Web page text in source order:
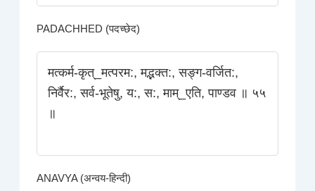
PADACHHED (पदच्छेद)
मत्कर्म-कृत्_मत्परम:, मद्भक्त:, सङ्ग-वर्जित:,
निर्वैर:, सर्व-भूतेषु, य:, स:, माम्_एति, पाण्डव ॥ ५५
॥
ANAVYA (अन्वय-हिन्दी)